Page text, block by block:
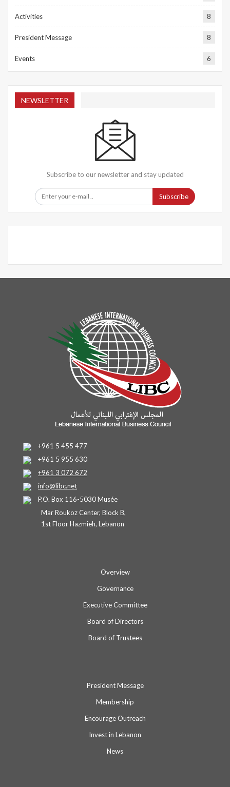
Activities 8
President Message 8
Events 6
NEWSLETTER
Subscribe to our newsletter and stay updated
Subscribe
+961 5 455 477
+961 5 955 630
+961 3 072 672
info@libc.net
P.O. Box 116-5030 Musée
Mar Roukoz Center, Block B,
1st Floor Hazmieh, Lebanon
Overview
Governance
Executive Committee
Board of Directors
Board of Trustees
President Message
Membership
Encourage Outreach
Invest in Lebanon
News